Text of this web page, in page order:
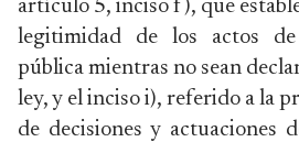
artículo 5, inciso f), que
legitimidad de los actos
pública mientras no sean
ley, y el inciso i), referido a la
de decisiones y actuaciones